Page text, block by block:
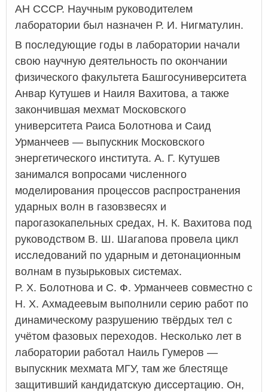
АН СССР. Научным руководителем
лаборатории был назначен Р. И. Нигматулин.
В последующие годы в лаборатории начали
свою научную деятельность по окончании
физического факультета Башгосуниверситета
Анвар Кутушев и Наиля Вахитова, а также
закончившая мехмат Московского
университета Раиса Болотнова и Саид
Урманчеев — выпускник Московского
энергетического института. А. Г. Кутушев
занимался вопросами численного
моделирования процессов распространения
ударных волн в газовзвесях и
парогазокапельных средах, Н. К. Вахитова под
руководством В. Ш. Шагапова провела цикл
исследований по ударным и детонационным
волнам в пузырьковых системах.
Р. Х. Болотнова и С. Ф. Урманчеев совместно с
Н. Х. Ахмадеевым выполнили серию работ по
динамическому разрушению твёрдых тел с
учётом фазовых переходов. Несколько лет в
лаборатории работал Наиль Гумеров —
выпускник мехмата МГУ, там же блестяще
защитивший кандидатскую диссертацию. Он,